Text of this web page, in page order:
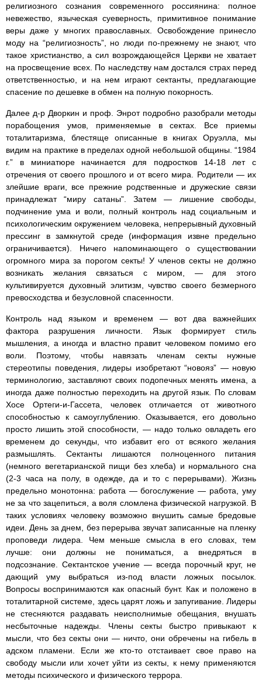
религиозного сознания современного россиянина: полное
невежество, языческая суеверность, примитивное понимание
веры даже у многих православных. Освобождение принесло
моду на “религиозность”, но люди по-прежнему не знают, что
такое христианство, а сил возрождающейся Церкви не хватает
на просвещение всех. По наследству нам достался страх перед
ответственностью, и на нем играют сектанты, предлагающие
спасение по дешевке в обмен на полную покорность.
Далее д-р Дворкин и проф. Энрот подробно разобрали методы
порабощения умов, применяемые в сектах. Все приемы
тоталитаризма, блестяще описанные в книгах Оруэлла, мы
видим на практике в пределах одной небольшой общины. “1984
г.” в миниатюре начинается для подростков 14-18 лет с
отречения от своего прошлого и от всего мира. Родители — их
злейшие враги, все прежние родственные и дружеские связи
принадлежат “миру сатаны”. Затем — лишение свободы,
подчинение ума и воли, полный контроль над социальным и
психологическим окружением человека, непрерывный духовный
прессинг в замкнутой среде (информация извне предельно
ограничивается). Ничего напоминающего о существовании
огромного мира за порогом секты! У членов секты не должно
возникать желания связаться с миром, — для этого
культивируется духовный элитизм, чувство своего безмерного
превосходства и безусловной спасенности.
Контроль над языком и временем — вот два важнейших
фактора разрушения личности. Язык формирует стиль
мышления, а иногда и властно правит человеком помимо его
воли. Поэтому, чтобы навязать членам секты нужные
стереотипы поведения, лидеры изобретают “новояз” — новую
терминологию, заставляют своих подопечных менять имена, а
иногда даже полностью переходить на другой язык. По словам
Хосе Ортеги-и-Гассета, человек отличается от животного
способностью к самоуглублению. Оказывается, его довольно
просто лишить этой способности, — надо только овладеть его
временем до секунды, что избавит его от всякого желания
размышлять. Сектанты лишаются полноценного питания
(немного вегетарианской пищи без хлеба) и нормального сна
(2-3 часа на полу, в одежде, да и то с перерывами). Жизнь
предельно монотонна: работа — богослужение — работа, уму
не за что зацепиться, а воля сломлена физической нагрузкой. В
таких условиях человеку возможно внушить самые бредовые
идеи. День за днем, без перерыва звучат записанные на пленку
проповеди лидера. Чем меньше смысла в его словах, тем
лучше: они должны не пониматься, а внедряться в
подсознание. Сектантское учение — всегда порочный круг, не
дающий уму выбраться из-под власти ложных посылок.
Вопросы воспринимаются как опасный бунт. Как и положено в
тоталитарной системе, здесь царят ложь и запугивание. Лидеры
не стесняются раздавать неисполнимые обещания, внушать
несбыточные надежды. Члены секты быстро привыкают к
мысли, что без секты они — ничто, они обречены на гибель в
адском пламени. Если же кто-то отстаивает свое право на
свободу мысли или хочет уйти из секты, к нему применяются
методы психического и физического террора.